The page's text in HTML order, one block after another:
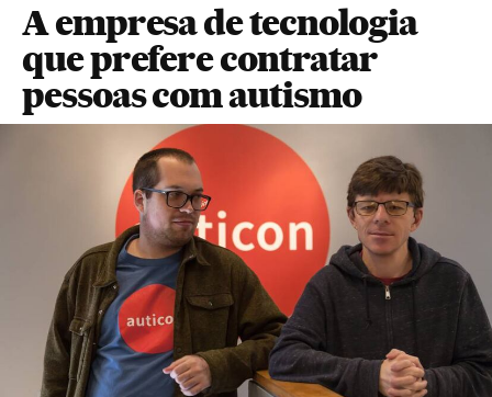
A empresa de tecnologia
que prefere contratar
pessoas com autismo